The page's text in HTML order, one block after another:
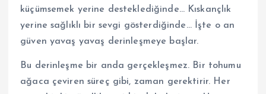
küçümsemek yerine desteklediğinde… Kıskançlık
yerine sağlıklı bir sevgi gösterdiğinde… İşte o an
güven yavaş yavaş derinleşmeye başlar.
Bu derinleşme bir anda gerçekleşmez. Bir tohumu
ağaca çeviren süreç gibi, zaman gerektirir. Her